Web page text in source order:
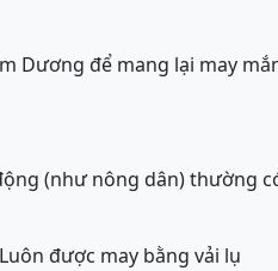
Dương để mang lại may
(như nông dân) thường
được may bằng vải lụ